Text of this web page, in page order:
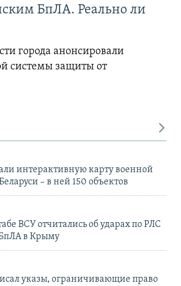
БпЛА. Реально ли
города анонсировали
системы защиты от
интерактивную карту военной
– в ней 150 объектов
ВСУ отчитались об ударах по РЛС
БпЛА в Крыму
указы, ограничивающие право